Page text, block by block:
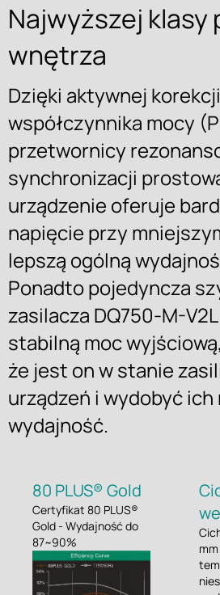
Najwyższej klasy
wnętrza
Dzięki aktywnej korekcji
współczynnika mocy
przetwornicy
synchronizacji
urządzenie oferuje
napięcie przy
lepszą ogólną
Ponadto pojedyncza
zasilacza DQ750-M-
stabilną moc
że jest on w stanie
urządzeń i wydobyć ich
wydajność.
80 PLUS® Gold
Certyfikat 80 PLUS®
Gold - Wydajność do
87~90%